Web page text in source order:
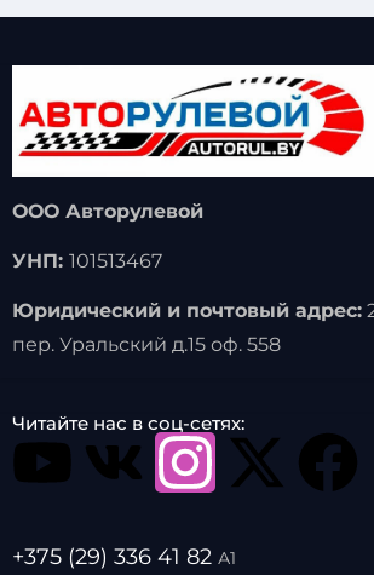
ООО Авторулевой
УНП: 101513467
Юридический и почтовый адрес:
пер. Уральский д.15 оф. 558
Читайте нас в соц-сетях:
+375 (29) 336 41 82 А1